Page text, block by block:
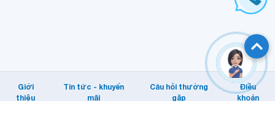
Giới
thiệu
Tin tức - khuyến
mãi
Câu hỏi thường
gặp
Điều
khoản